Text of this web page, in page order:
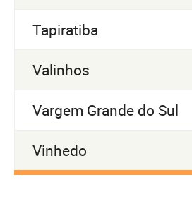
Tapiratiba
Valinhos
Vargem Grande do Sul
Vinhedo